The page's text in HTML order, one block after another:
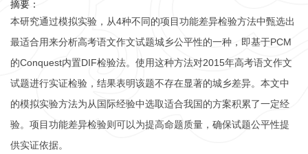
摘要：
本研究通过模拟实验，从4种不同的项目功能差异检验方法中甄选出
最适合用来分析高考语文作文试题城乡公平性的一种，即基于PCM
的Conquest内置DIF检验法。使用这种方法对2015年高考语文作文
试题进行实证检验，结果表明该题不存在显著的城乡差异。本文中
的模拟实验方法为从国际经验中选取适合我国的方案积累了一定经
验。项目功能差异检验则可以为提高命题质量，确保试题公平性提
供实证依据。